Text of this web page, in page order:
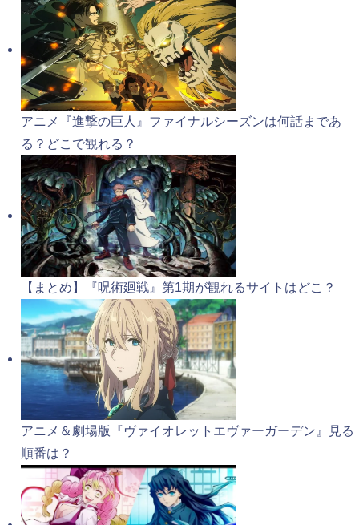
アニメ『進撃の巨人』ファイナルシーズンは何話まであ
る？どこで観れる？
【まとめ】『呪術廻戦』第1期が観れるサイトはどこ？
アニメ＆劇場版『ヴァイオレットエヴァーガーデン』見る
順番は？